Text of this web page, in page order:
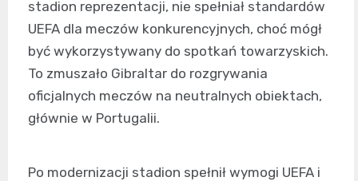
stadion reprezentacji, nie spełniał standardów
UEFA dla meczów konkurencyjnych, choć mógł
być wykorzystywany do spotkań towarzyskich.
To zmuszało Gibraltar do rozgrywania
oficjalnych meczów na neutralnych obiektach,
głównie w Portugalii.
Po modernizacji stadion spełnił wymogi UEFA i